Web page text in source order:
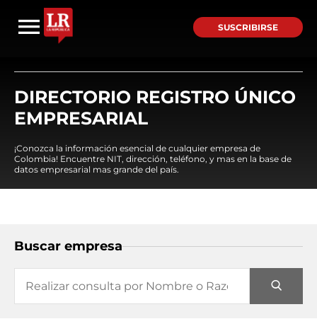
SUSCRIBIRSE
DIRECTORIO REGISTRO ÚNICO
EMPRESARIAL
¡Conozca la información esencial de cualquier empresa de
Colombia! Encuentre NIT, dirección, teléfono, y mas en la base de
datos empresarial mas grande del país.
Buscar empresa